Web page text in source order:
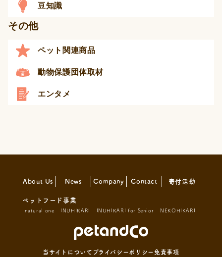
豆知識
その他
ペット関連商品
動物保護団体取材
エンタメ
About Us News Company Contact 寄付活動
ペットフード事業
natural one INUHIKARI INUHIKARI for Senior NEKOHIKARI
当サイトについて プライバシーポリシー 免責事項